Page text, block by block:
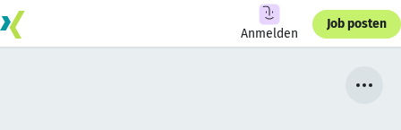
Anmelden
Job posten